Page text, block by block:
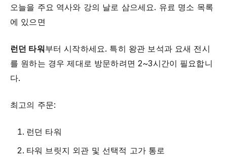
오늘을 주요 역사와 강의 날로 삼으세요. 유료 명소 목록
에 있으면
런던 타워부터 시작하세요. 특히 왕관 보석과 요새 전시
를 원하는 경우 제대로 방문하려면 2~3시간이 필요합니
다.
최고의 주문:
런던 타워
타워 브릿지 외관 및 선택적 고가 통로